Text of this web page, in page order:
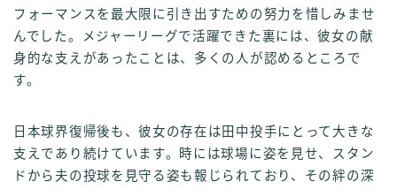
フォーマンスを最大限に引き出すための努力を惜しみませ
んでした。メジャーリーグで活躍できた裏には、彼女の献
身的な支えがあったことは、多くの人が認めるところで
す。
日本球界復帰後も、彼女の存在は田中投手にとって大きな
支えであり続けています。時には球場に姿を見せ、スタン
ドから夫の投球を見守る姿も報じられており、その絆の深